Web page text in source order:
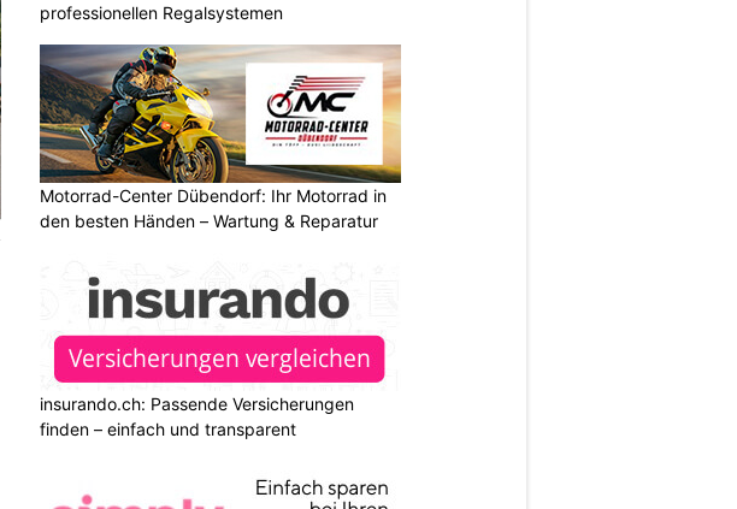
professionellen Regalsystemen
Motorrad-Center Dübendorf: Ihr Motorrad in
den besten Händen – Wartung & Reparatur
insurando.ch: Passende Versicherungen
finden – einfach und transparent